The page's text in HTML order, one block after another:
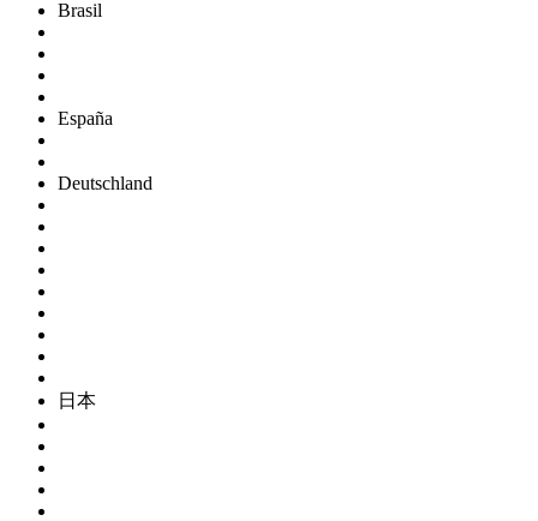
Brasil
España
Deutschland
日本